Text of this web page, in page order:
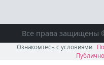
Все права защищены
Ознакомтесь с условиями